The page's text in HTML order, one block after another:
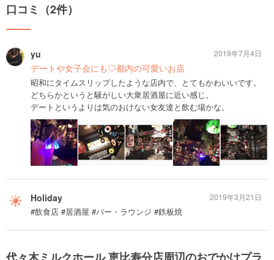
口コミ（2件）
yu
デートや女子会にも♡都内の可愛いお店
昭和にタイムスリップしたような店内で、とてもかわいいです。
どちらかというと騒がしい大衆居酒屋に近い感じ。
デートというよりは気のおけない女友達と飲む場かな。
2019年7月4日
Holiday
#飲食店 #居酒屋 #バー・ラウンジ #鉄板焼
2019年3月21日